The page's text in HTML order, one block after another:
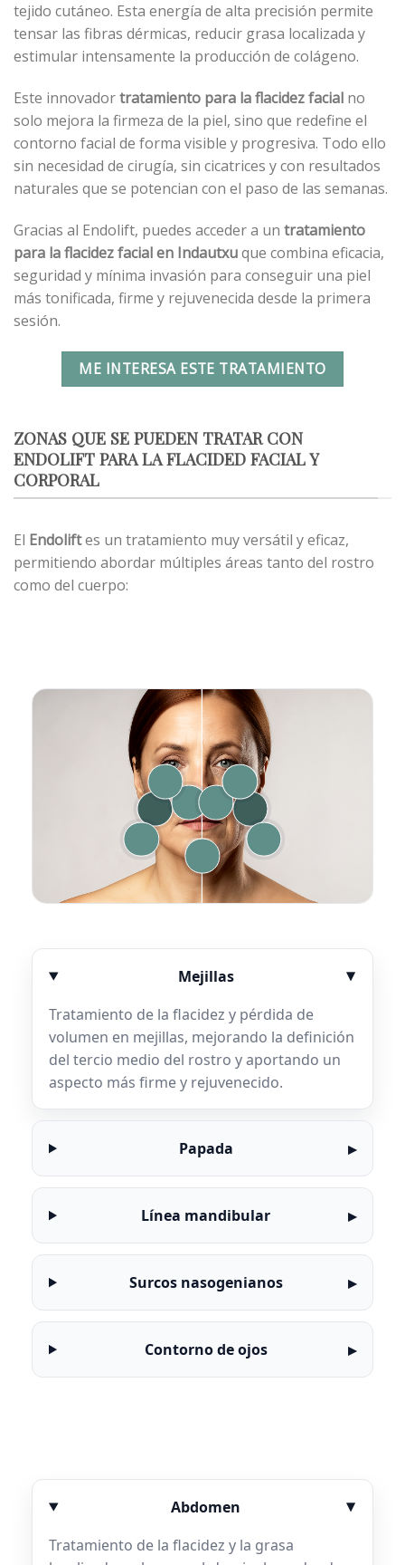
tejido cutáneo. Esta energía de alta precisión permite
tensar las fibras dérmicas, reducir grasa localizada y
estimular intensamente la producción de colágeno.
Este innovadortratamiento para la flacidez facial no
solo mejora la firmeza de la piel, sino que redefine el
contorno facial de forma visible y progresiva. Todo ello
sin necesidad de cirugía, sin cicatrices y con resultados
naturales que se potencian con el paso de las semanas.
Gracias al Endolift, puedes acceder a un tratamiento
para la flacidez facial en Indautxuque combina eficacia,
seguridad y mínima invasión para conseguir una piel
más tonificada, firme y rejuvenecida desde la primera
sesión.
ME INTERESA ESTE TRATAMIENTO
ZONAS QUE SE PUEDEN TRATAR CON
ENDOLIFT PARA LA FLACIDED FACIAL Y
CORPORAL
El Endoliftes un tratamiento muy versátil y eficaz,
permitiendo abordar múltiples áreas tanto del rostro
como del cuerpo:
Mejillas
Tratamiento de la flacidez y pérdida de
volumen en mejillas, mejorando la definición
del tercio medio del rostro y aportando un
aspecto más firme y rejuvenecido.
Papada
Línea mandibular
Surcos nasogenianos
Contorno de ojos
Abdomen
Tratamiento de la flacidez y la grasa